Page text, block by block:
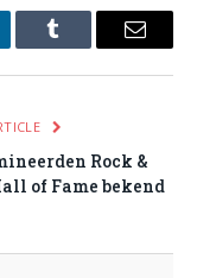
Tumblr Email
Rock &
of Fame bekend